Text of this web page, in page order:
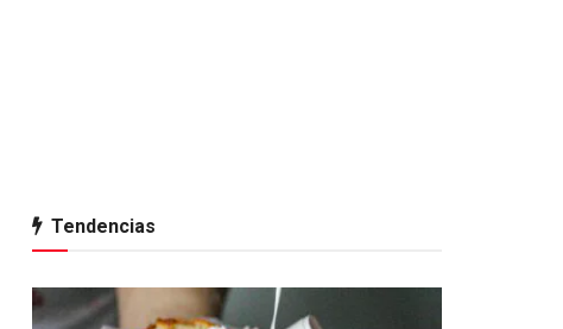
Tendencias